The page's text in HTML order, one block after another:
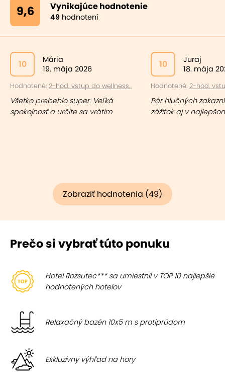
9,6 Vynikajúce hodnotenie
49 hodnotení
10
Mária
19. mája 2026
Hodnotené: 2-hod. vstup do wellness...
Všetko prebehlo super. Veľká
spokojnosť a určite sa vrátim
10
Juraj
18. mája
Hodnotené: 2-hod.
Pár hlučných
zážitok aj v
Zobraziť hodnotenia (49)
Prečo si vybrať túto ponuku
Hotel Rozsutec*** sa umiestnil v TOP 10 najlepšie
hodnotených hotelov
Relaxačný bazén 10x5 m s protiprúdom
Exkluzívny výhľad na hory